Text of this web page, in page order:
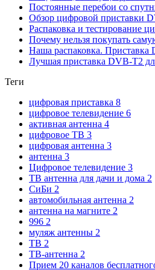
Постоянные перебои со
Обзор цифровой приставки
Распаковка и тестирование
Почему нельзя покупать
Наша распаковка. Приставка
Лучшая приставка DVB-T2
Теги
цифровая приставка 8
цифровое телевидение 6
активная антенна 4
цифровое ТВ 3
цифровая антенна 3
антенна 3
Цифровое телевидение 3
ТВ антенна для дачи и дома 2
СиБи 2
автомобильная антенна 2
антенна на магните 2
996 2
муляж антенны 2
ТВ 2
ТВ-антенна 2
Прием 20 каналов